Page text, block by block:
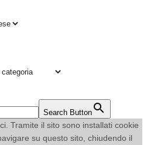
Search Button
Tramite il sito sono installati cookie
su questo sito, chiudendo il